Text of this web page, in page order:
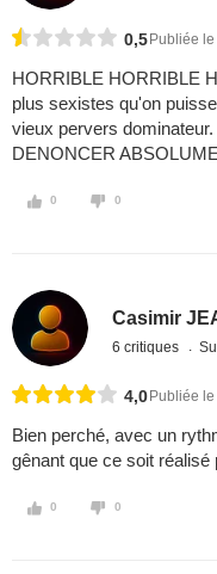
0,5 Publiée
HORRIBLE HORRIBLE
plus sexistes qu'on
vieux pervers
DENONCER
0 0
Casimir
6 critiques
4,0 Publiée
Bien perché, avec un
gênant que ce soit réalisé
0 0